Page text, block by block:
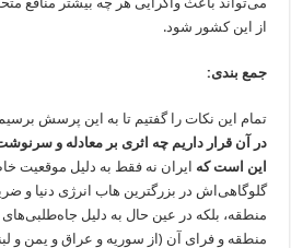
از این کشور شود.
جمع بندی:
تمام این نکات را گفتیم تا به این پرسش
در آن قرار داریم چه اثری بر معادله و
این است که ایران نه فقط به دلیل موقعیت
گلوگاهی‌اش در بزرگترین هاب انرژی دنیا و
منطقه، بلکه در عین حال به دلیل
منطقه و فرای آن (از سوریه و عراق و یمن و